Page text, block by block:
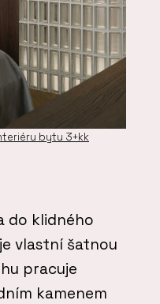
bytu 3+kk
do klidného
vlastní šatnou
pracuje
kamenem